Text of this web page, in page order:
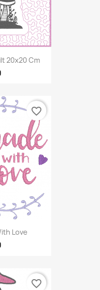
20x20 Cm
Love
favorite_border
favorite_border